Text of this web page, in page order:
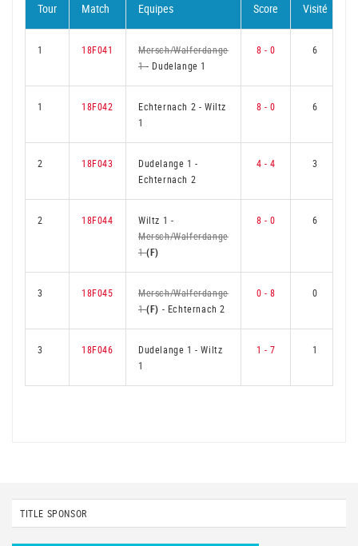
Tour Match Equipes Score Visité
1 18F041
Mersch/Walferdange
1- Dudelange 1
8 - 0 6
1 18F042 Echternach 2 -Wiltz
1
8 - 0 6
2 18F043 Dudelange 1-
Echternach 2
4 - 4 3
2 18F044 Wiltz 1 -
Mersch/Walferdange
1(F)
8 - 0 6
3 18F045
Mersch/Walferdange
1(F) - Echternach 2
0 - 8 0
3 18F046 Dudelange 1-Wiltz
1
1 - 7 1
TITLE SPONSOR